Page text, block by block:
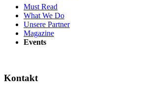
Must Read
What We Do
Unsere Partner
Magazine
Events
Kontakt